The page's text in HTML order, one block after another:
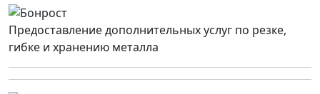
Предоставление дополнительных услуг по резке,
гибке и хранению металла